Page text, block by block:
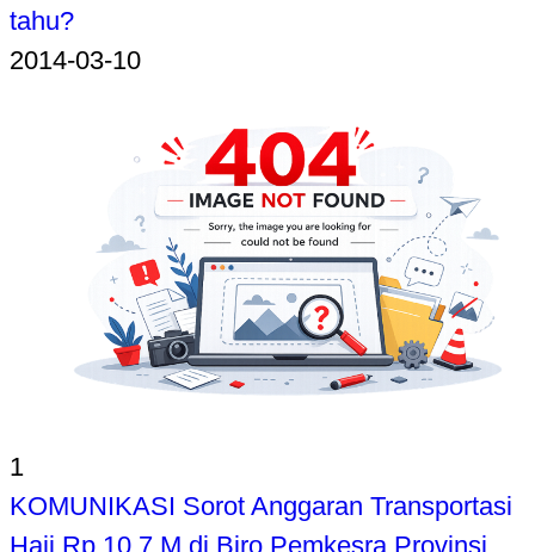
tahu?
2014-03-10
1
KOMUNIKASI Sorot Anggaran Transportasi
Haji Rp 10,7 M di Biro Pemkesra Provinsi